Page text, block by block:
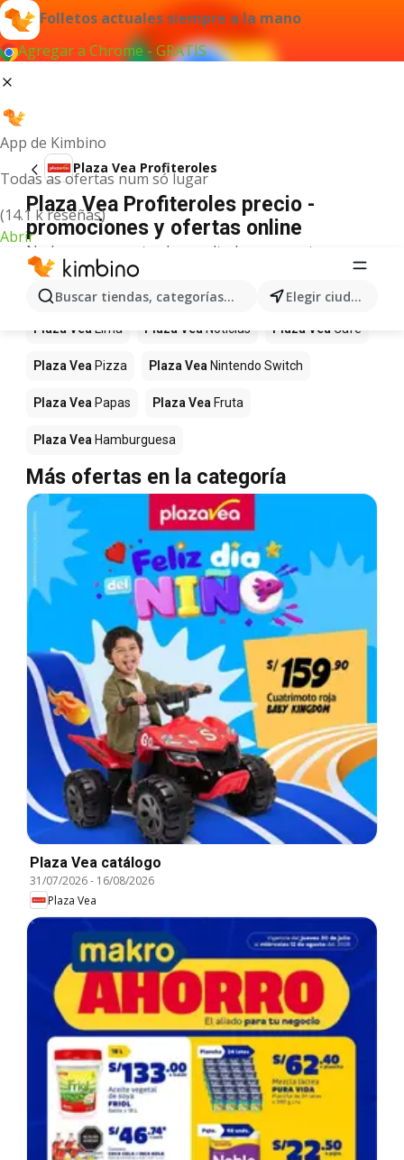
Folletos actuales siempre a la mano
Agregar a Chrome - GRATIS
App de Kimbino
Todas as ofertas num só lugar
(14.1 k reseñas)
Abrir
Buscar tiendas, categorías, productos... Elegir ciudad
Plaza Vea Profiteroles
Plaza Vea Profiteroles precio -
promociones y ofertas online
No hemos encontrado resultados para este
término.
Más productos en tiendas Plaza Vea
Plaza VeaLima Plaza VeaNoticias Plaza Vea Café
Plaza Vea Pizza Plaza Vea Nintendo Switch
Plaza Vea Papas Plaza Vea Fruta
Plaza Vea Hamburguesa
Más ofertas en la categoría
Plaza Vea catálogo
31/07/2026- 16/08/2026
Plaza Vea